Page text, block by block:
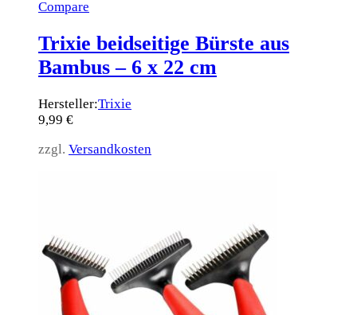
Compare
Trixie beidseitige Bürste aus
Bambus – 6 x 22 cm
Hersteller:Trixie
9,99 €
zzgl. Versandkosten